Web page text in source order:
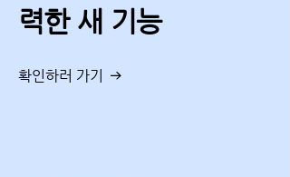
력한 새 기능
확인하러 가기